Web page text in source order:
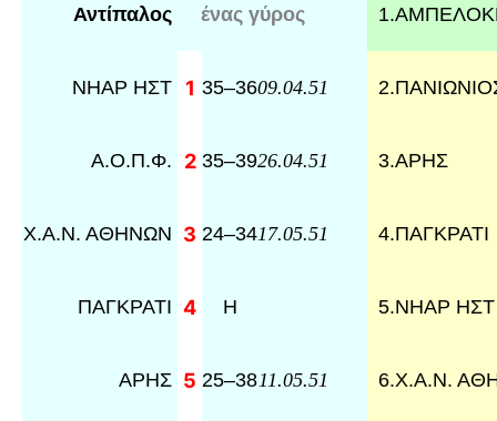
Αντίπαλος ένας γύρος 1.
ΝΗΑΡ ΗΣΤ 1 35–3609.04.51 2.
Α.Ο.Π.Φ. 2 35–3926.04.51 3.ΑΡΗΣ
Χ.Α.Ν. ΑΘΗΝΩΝ 3 24–3417.05.51 4.ΠΑΓΚΡΑΤΙ
ΠΑΓΚΡΑΤΙ 4 Η 5.ΝΗΑΡ ΗΣΤ
ΑΡΗΣ 5 25–3811.05.51 6.Χ.Α.Ν.